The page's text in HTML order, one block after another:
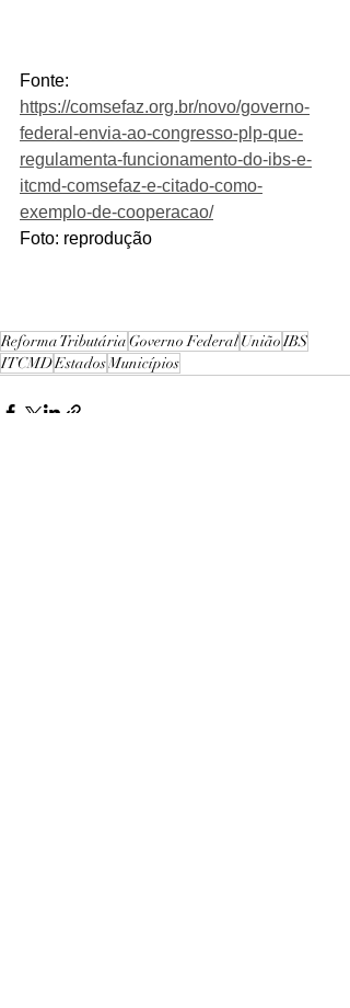
Fonte:
https://comsefaz.org.br/novo/governo-
federal-envia-ao-congresso-plp-que-
regulamenta-funcionamento-do-ibs-e-
itcmd-comsefaz-e-citado-como-
exemplo-de-cooperacao/
Foto: reprodução
Reforma TributáriaGoverno FederalUniãoIBS
ITCMDEstadosMunicípios